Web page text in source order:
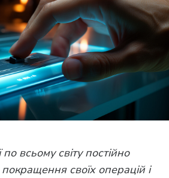
по всьому світу постійно
своїх операцій і